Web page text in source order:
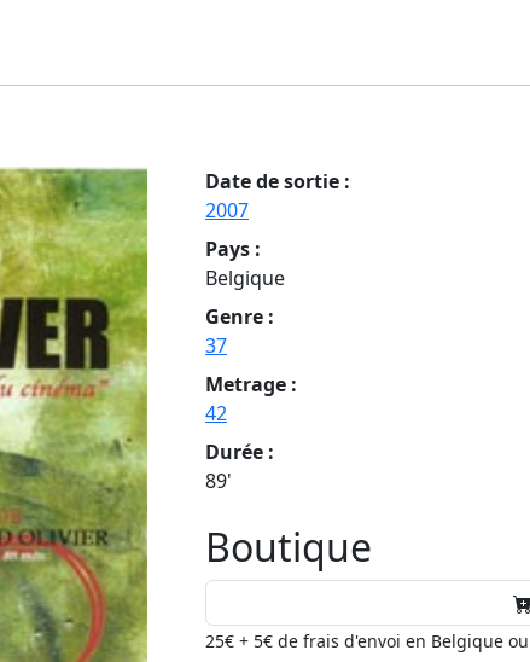
Date de sortie :
2007
Pays :
Belgique
Genre :
37
Metrage :
42
Durée :
89'
Boutique
25€ + 5€ de frais d'envoi en Belgique